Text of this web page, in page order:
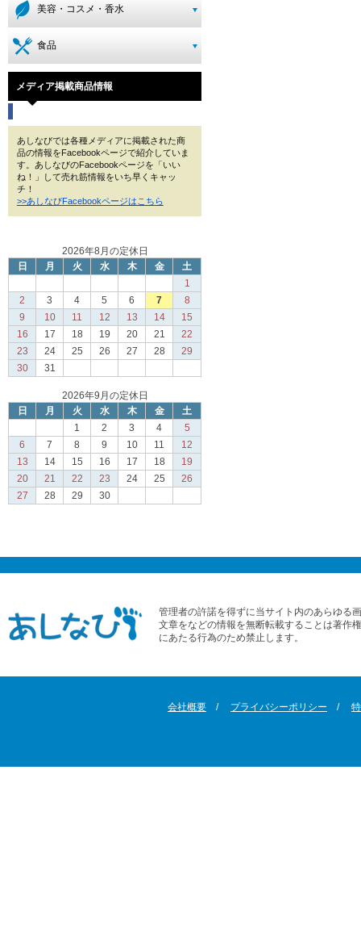
美容・コスメ・香水
食品
メディア掲載商品情報
あしなびでは各種メディアに掲載された商
品の情報をFacebookページで紹介していま
す。あしなびのFacebookページを「いい
ね！」して売れ筋情報をいち早くキャッ
チ！
>>あしなびFacebookページはこちら
2026年8月の定休日
日
月 火 水 木 金
土
1
2
3 4 5 6 7
8
9
10 11 12 13 14
15
16
17 18 19 20 21
22
23
24 25 26 27 28
29
30
31
2026年9月の定休日
日
月 火 水 木 金
土
1
2 3 4
5
6
7 8 9 10 11
12
13
14 15 16 17 18
19
20
21 22 23 24 25
26
27
28 29 30
管理者の許諾を得ずに当サイト内のあらゆる
文章をなどの情報を無断転載することは著作
にあたる行為のため禁止します。
会社概要 プライバシーポリシー